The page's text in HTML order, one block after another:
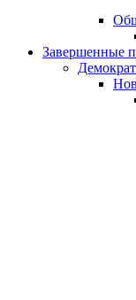
Завершенные